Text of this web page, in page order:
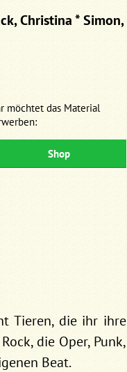
Christina * Simon,
möchtet das Material
Shop
Tieren, die ihr ihre
die Oper, Punk,
Beat.